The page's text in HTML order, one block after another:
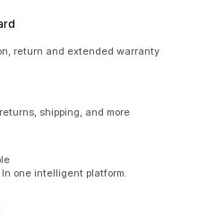
return and extended warranty
shipping, and more
one intelligent platform.